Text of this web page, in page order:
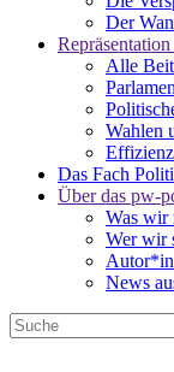
Der
Alle
Wahlen
Das Fach
Über das pw-
Was wir
Wer wir
News